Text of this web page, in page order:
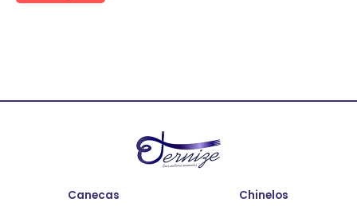
Canecas Chinelos